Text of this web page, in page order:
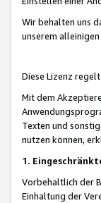
Wir behalten uns
unserem
Diese Lizenz
Mit dem
Texten und
nutzen können,
1.
Vorbehaltlich der
Einhaltung der